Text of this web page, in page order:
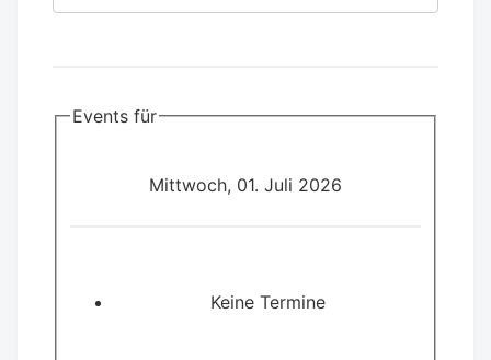
Events für
Mittwoch, 01. Juli 2026
Keine Termine